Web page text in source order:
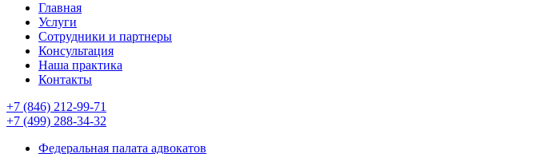
Главная
Услуги
Сотрудники и партнеры
Консультация
Наша практика
Контакты
+7 (846) 212-99-71
+7 (499) 288-34-32
Федеральная палата адвокатов